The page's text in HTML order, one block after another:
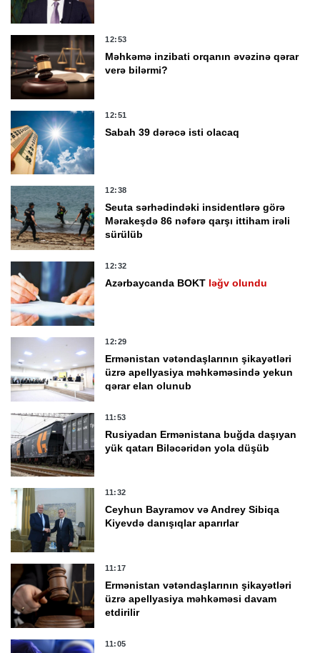
12:53
Məhkəmə inzibati orqanın əvəzinə qərar
verə bilərmi?
12:51
Sabah 39 dərəcə isti olacaq
12:38
Seuta sərhədindəki insidentlərə görə
Mərakeşdə 86 nəfərə qarşı ittiham irəli
sürülüb
12:32
Azərbaycanda BOKT ləğv olundu
12:29
Ermənistan vətəndaşlarının şikayətləri
üzrə apellyasiya məhkəməsində yekun
qərar elan olunub
11:53
Rusiyadan Ermənistana buğda daşıyan
yük qatarı Biləcəridən yola düşüb
11:32
Ceyhun Bayramov və Andrey Sibiqa
Kiyevdə danışıqlar aparırlar
11:17
Ermənistan vətəndaşlarının şikayətləri
üzrə apellyasiya məhkəməsi davam
etdirilir
11:05